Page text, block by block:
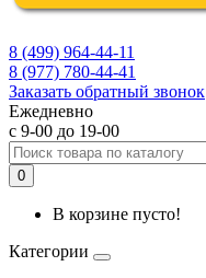
8 (499) 964-44-11
8 (977) 780-44-41
Заказать обратный звонок
Ежедневно
с 9-00 до 19-00
0
В корзине пусто!
Категории